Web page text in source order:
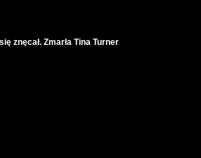
znęcał. Zmarła Tina Turner